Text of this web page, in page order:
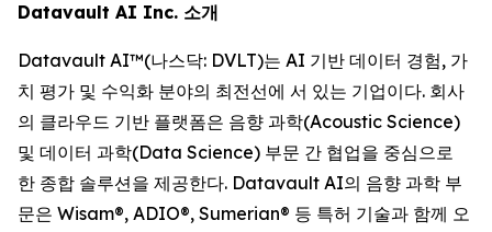
Datavault AI Inc. 소개
Datavault AI™(나스닥: DVLT)는 AI 기반 데이터 경험, 가
치 평가 및 수익화 분야의 최전선에 서 있는 기업이다. 회사
의 클라우드 기반 플랫폼은 음향 과학(Acoustic Science)
및 데이터 과학(Data Science) 부문 간 협업을 중심으로
한 종합 솔루션을 제공한다. Datavault AI의 음향 과학 부
문은 Wisam®, ADIO®, Sumerian® 등 특허 기술과 함께 오